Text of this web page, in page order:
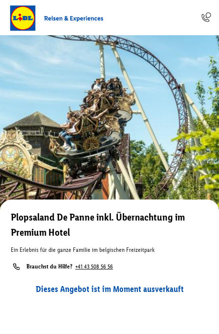
Plopsaland De Panne inkl. Übernachtung im
Premium Hotel
Ein Erlebnis für die ganze Familie im belgischen Freizeitpark
Brauchst du Hilfe? +41 43 508 56 56
Dieses Angebot ist im Moment ausverkauft